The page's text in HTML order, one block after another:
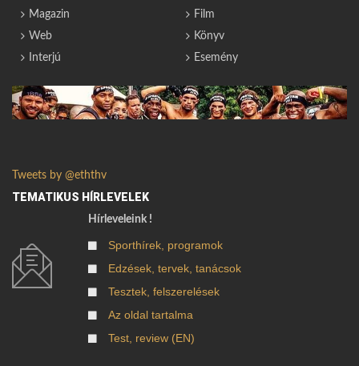
Magazin
Web
Interjú
Film
Könyv
Esemény
Tweets by @eththv
TEMATIKUS HÍRLEVELEK
Hírleveleink !
Sporthírek, programok
Edzések, tervek, tanácsok
Tesztek, felszerelések
Az oldal tartalma
Test, review (EN)